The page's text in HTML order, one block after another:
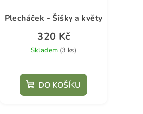
Plecháček - Šišky a květy
320 Kč
Skladem (3 ks)
DO KOŠÍKU